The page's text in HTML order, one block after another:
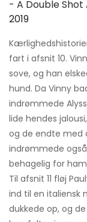
- A Double Shot
2019
fart i afsnit 10.
sove, og han
hund. Da Vinny
indrømmede
lide hendes
og de endte med
indrømmede
behagelig for
Til afsnit 11 fløj
ind til en italiensk
dukkede op, og